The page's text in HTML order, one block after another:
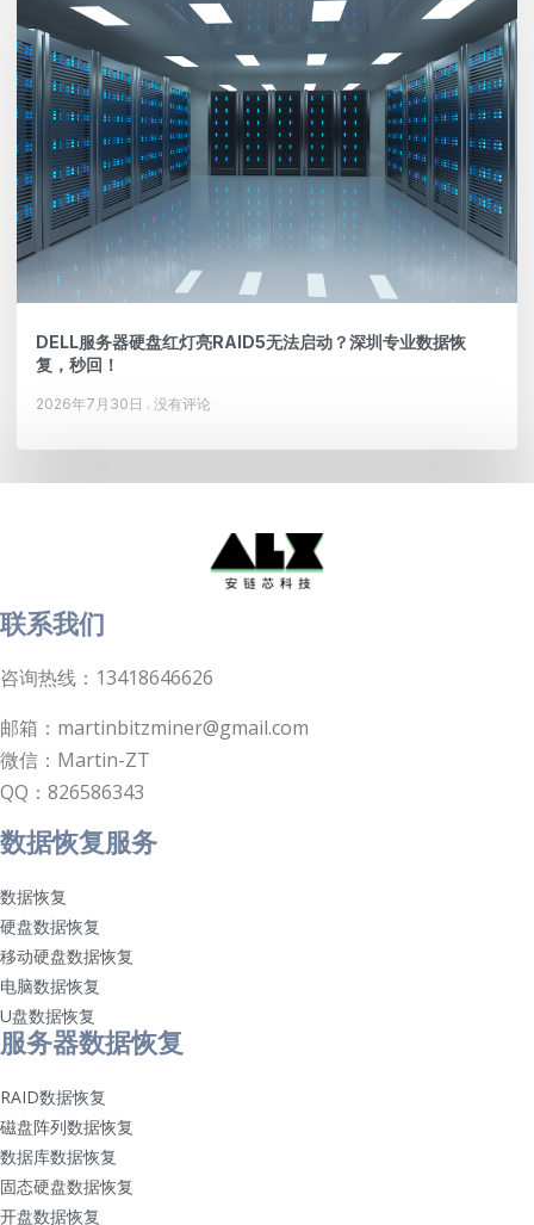
DELL服务器硬盘红灯亮RAID5无法启动？深圳专业数据恢
复，秒回！
2026年7月30日 没有评论
联系我们
咨询热线：13418646626
邮箱：martinbitzminer@gmail.com
微信：Martin-ZT
QQ：826586343
数据恢复服务
数据恢复
硬盘数据恢复
移动硬盘数据恢复
电脑数据恢复
U盘数据恢复
服务器数据恢复
RAID数据恢复
磁盘阵列数据恢复
数据库数据恢复
固态硬盘数据恢复
开盘数据恢复